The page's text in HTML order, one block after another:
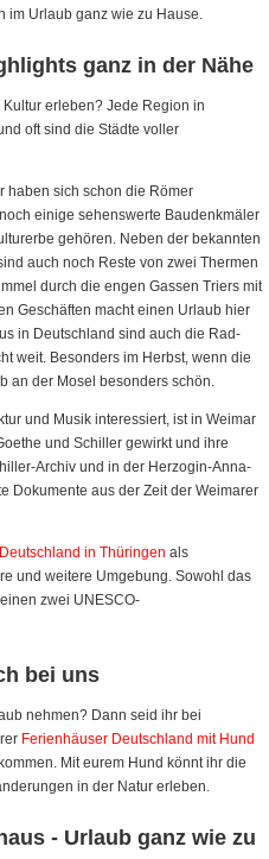
im Urlaub ganz wie zu Hause.
ganz in der Nähe
erleben? Jede Region in
oft sind die Städte voller
haben sich schon die Römer
einige sehenswerte Baudenkmäler
gehören. Neben der bekannten
auch noch Reste von zwei Thermen
durch die engen Gassen Triers mit
Geschäften macht einen Urlaub hier
in Deutschland sind auch die Rad-
weit. Besonders im Herbst, wenn die
an der Mosel besonders schön.
und Musik interessiert, ist in Weimar
und Schiller gewirkt und ihre
Archiv und in der Herzogin-Anna-
Dokumente aus der Zeit der Weimarer
in Thüringen als
und weitere Umgebung. Sowohl das
zwei UNESCO-
bei uns
nehmen? Dann seid ihr bei
Ferienhäuser Deutschland mit Hund
Mit eurem Hund könnt ihr die
in der Natur erleben.
- Urlaub ganz wie zu